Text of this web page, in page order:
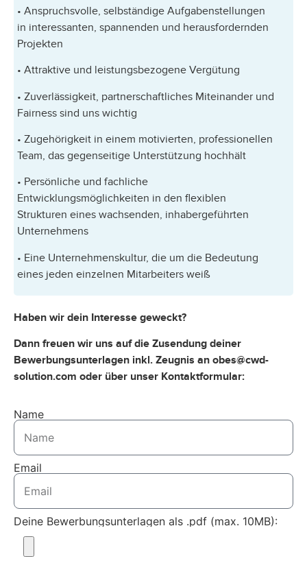
• Anspruchsvolle, selbständige Aufgabenstellungen
in interessanten, spannenden und herausfordernden
Projekten
• Attraktive und leistungsbezogene Vergütung
• Zuverlässigkeit, partnerschaftliches Miteinander und
Fairness sind uns wichtig
• Zugehörigkeit in einem motivierten, professionellen
Team, das gegenseitige Unterstützung hochhält
• Persönliche und fachliche
Entwicklungsmöglichkeiten in den flexiblen
Strukturen eines wachsenden, inhabergeführten
Unternehmens
• Eine Unternehmenskultur, die um die Bedeutung
eines jeden einzelnen Mitarbeiters weiß
Haben wir dein Interesse geweckt?
Dann freuen wir uns auf die Zusendung deiner
Bewerbungsunterlagen inkl. Zeugnis an obes@cwd-
solution.com oder über unser Kontaktformular:
Name
Email
Deine Bewerbungsunterlagen als .pdf (max. 10MB):